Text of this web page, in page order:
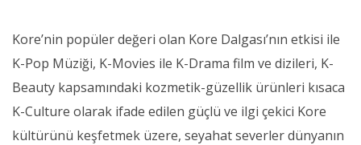
Kore’nin popüler değeri olan Kore Dalgası’nın etkisi ile
K-Pop Müziği, K-Movies ile K-Drama film ve dizileri, K-
Beauty kapsamındaki kozmetik-güzellik ürünleri kısaca
K-Culture olarak ifade edilen güçlü ve ilgi çekici Kore
kültürünü keşfetmek üzere, seyahat severler dünyanın